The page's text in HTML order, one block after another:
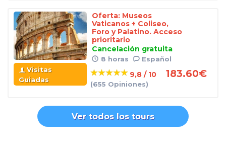
Visitas
Guiadas
Oferta: Museos
Vaticanos + Coliseo,
Foro y Palatino. Acceso
prioritario
Cancelación gratuita
8 horas Español
9,8 / 10
(655 Opiniones)
183.60€
Ver todos los tours